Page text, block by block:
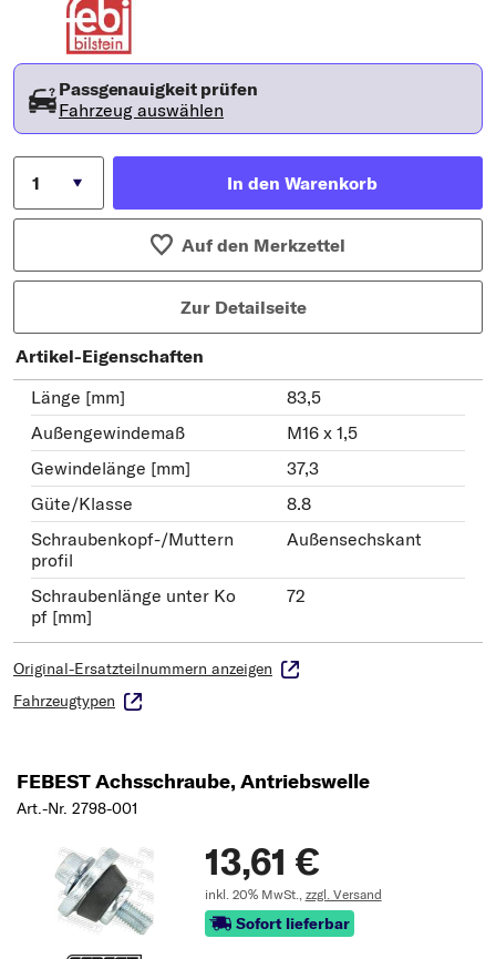
Passgenauigkeit prüfen
Fahrzeug auswählen
In den Warenkorb
Auf den Merkzettel
Zur Detailseite
Artikel-Eigenschaften
Länge [mm]
83,5
Außengewindemaß
M16 x 1,5
Gewindelänge [mm]
37,3
Güte/Klasse
8.8
Schraubenkopf-/Muttern
profil
Außensechskant
Schraubenlänge unter Ko
pf [mm]
72
Original-Ersatzteilnummern anzeigen
Fahrzeugtypen
FEBEST Achsschraube, Antriebswelle
Art.-Nr. 2798-001
13,61 €
inkl. 20% MwSt., zzgl. Versand
Sofort lieferbar